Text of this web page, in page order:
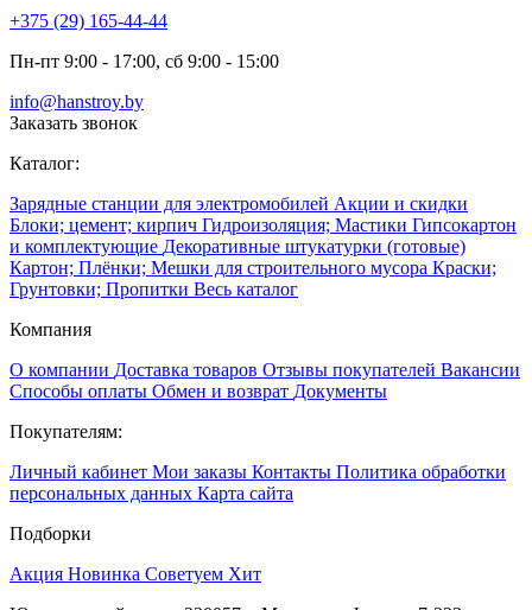
+375 (29) 165-44-44
Пн-пт 9:00 - 17:00, сб 9:00 - 15:00
info@hanstroy.by
Заказать звонок
Каталог:
Зарядные станции для электромобилей Акции и скидки
Блоки; цемент; кирпич Гидроизоляция; Мастики Гипсокартон
и комплектующие Декоративные штукатурки (готовые)
Картон; Плёнки; Мешки для строительного мусора Краски;
Грунтовки; Пропитки Весь каталог
Компания
О компании Доставка товаров Отзывы покупателей Вакансии
Способы оплаты Обмен и возврат Документы
Покупателям:
Личный кабинет Мои заказы Контакты Политика обработки
персональных данных Карта сайта
Подборки
Акция Новинка Советуем Хит